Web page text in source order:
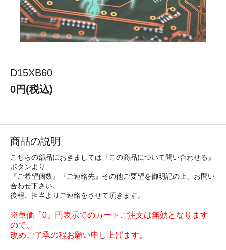
D15XB60
0円(税込)
商品の説明
こちらの部品におきましては『この商品について問い合わせる』
ボタンより、
『ご希望個数』『ご連絡先』その他ご要望を御明記の上、お問い
合わせ下さい。
後程、担当よりご連絡をさせて頂きます。
※単価『0』円表示でのカートご注文は無効となります
ので、
改めご了承の程お願い申し上げます。